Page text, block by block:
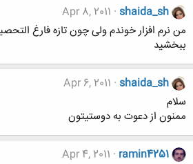
shaida_sh
Apr 8, 2011
من نرم افزار خوندم ولی چون تازه فارغ
ببخشید
shaida_sh
Apr 6, 2011
سلام
ممنون از دعوت به دوستیتون
ramin4251
Apr 4, 2011